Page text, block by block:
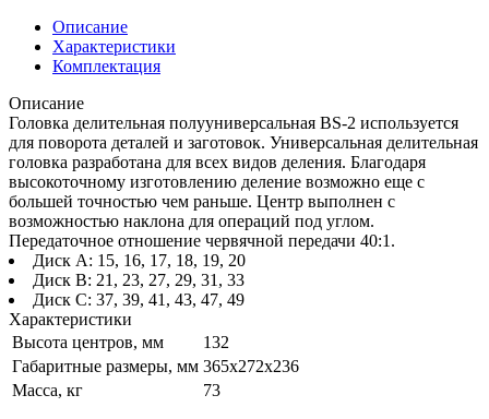
Описание
Характеристики
Комплектация
Описание
Головка делительная полууниверсальная BS-2 используется
для поворота деталей и заготовок. Универсальная делительная
головка разработана для всех видов деления. Благодаря
высокоточному изготовлению деление возможно еще с
большей точностью чем раньше. Центр выполнен с
возможностью наклона для операций под углом.
Передаточное отношение червячной передачи 40:1.
Диск A: 15, 16, 17, 18, 19, 20
Диск B: 21, 23, 27, 29, 31, 33
Диск C: 37, 39, 41, 43, 47, 49
Характеристики
Высота центров, мм
132
Габаритные размеры, мм 365x272x236
Масса, кг
73